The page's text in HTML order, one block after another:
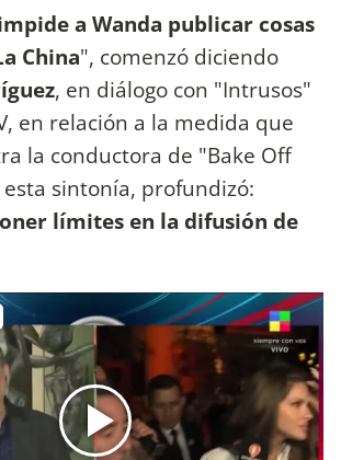
a Wanda publicar cosas
China", comenzó diciendo
, en diálogo con "Intrusos"
en relación a la medida que
la conductora de "Bake Off
esta sintonía, profundizó:
límites en la difusión de